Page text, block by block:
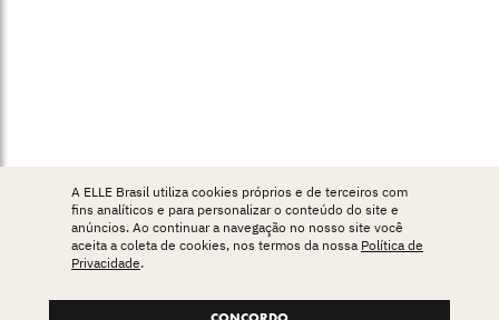
A ELLE Brasil utiliza cookies próprios e de terceiros com
fins analíticos e para personalizar o conteúdo do site e
anúncios. Ao continuar a navegação no nosso site você
aceita a coleta de cookies, nos termos da nossa Política de
Privacidade.